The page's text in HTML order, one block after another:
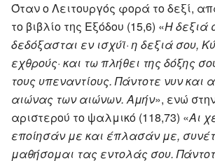
Όταν ο Λειτουργός φορά το δεξί,
το βιβλίο της Εξόδου (15,6) «Η δεξιά
δεδόξασται εν ισχύϊ· η δεξιά σου,
εχθρούς· και τω πλήθει της δόξης
τους υπεναντίους. Πάντοτε νυν και
αιώνας των αιώνων. Αμήν», ενώ
αριστερού το ψαλμικό (118,73) «Αι
εποίησάν με και έπλασάν με,
μαθήσομαι τας εντολάς σου.